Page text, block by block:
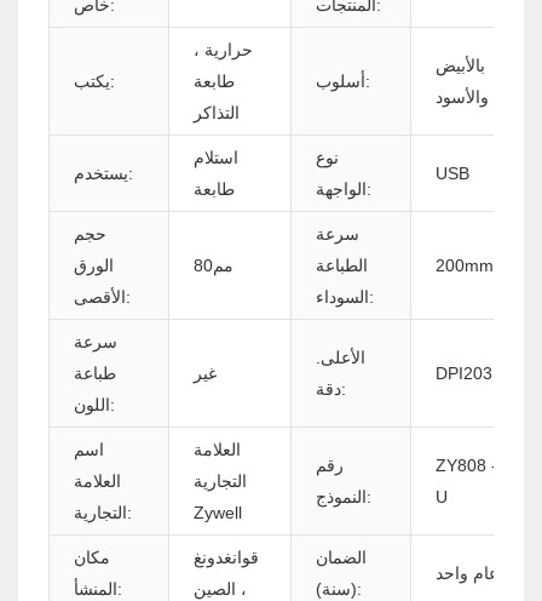
خاص: المنتجات:
يكتب:
حرارية ،
طابعة
التذاكر
أسلوب:
بالأبيض
والأسود
يستخدم:
استلام
طابعة
نوع
الواجهة:
USB
حجم
الورق
الأقصى:
مم80
سرعة
الطباعة
السوداء:
200mm/s
سرعة
طباعة
اللون:
غير
الأعلى.
دقة:
DPI203
اسم
العلامة
التجارية:
العلامة
التجارية
Zywell
رقم
النموذج:
ZY808 -
U
مكان
المنشأ:
قوانغدونغ
، الصين
الضمان
(سنة):
عام واحد